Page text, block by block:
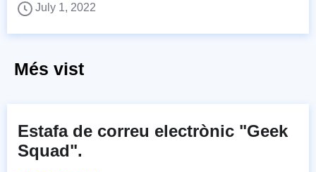
July 1, 2022
Més vist
Estafa de correu electrònic "Geek
Squad".